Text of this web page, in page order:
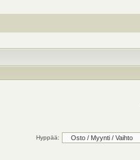
Hyppää: